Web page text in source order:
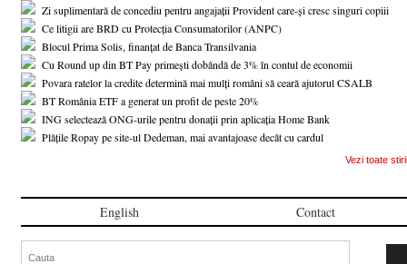
Zi suplimentară de concediu pentru angajații Provident care-și cresc singuri copiii
Ce litigii are BRD cu Protecția Consumatorilor (ANPC)
Blocul Prima Solis, finanțat de Banca Transilvania
Cu Round up din BT Pay primești dobândă de 3% în contul de economii
Povara ratelor la credite determină mai mulți români să ceară ajutorul CSALB
BT România ETF a generat un profit de peste 20%
ING selectează ONG-urile pentru donații prin aplicația Home Bank
Plățile Ropay pe site-ul Dedeman, mai avantajoase decât cu cardul
Vezi toate
English Contact